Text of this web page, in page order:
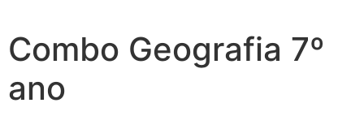
Combo Geografia 7º
ano